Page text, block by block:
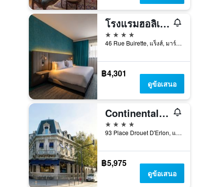
โรงแรมฮอลิเดย์อินน์แร็งส์เซ็นเตอร์บาย IHG (ห้องพักปรับปรุงใหม่)
4 ดาว
46 Rue Buirette, แร็งส์, มาร์น, ฝรั่งเศส
฿4,301
ดูข้อเสนอ
Continental Hotel
4 ดาว
93 Place Drouet D'Erlon, แร็งส์, มาร์น, ฝรั่งเศส
฿5,975
ดูข้อเสนอ